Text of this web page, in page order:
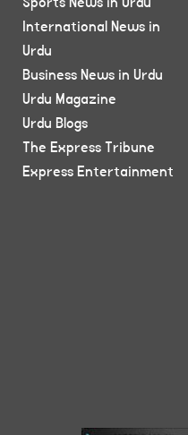
International News in
Urdu
Business News in Urdu
Urdu Magazine
Urdu Blogs
The Express Tribune
Express Entertainment